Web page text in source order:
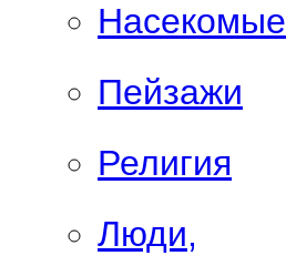
Насекомые
Пейзажи
Религия
Люди,